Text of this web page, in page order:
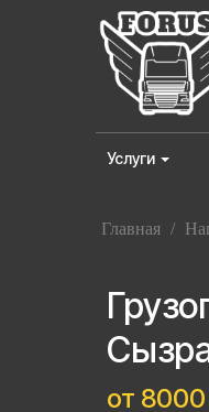
Услуги
Главная /
от